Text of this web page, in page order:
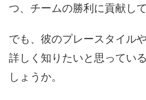
つ、チームの勝利に貢献し
でも、彼のプレースタイル
詳しく知りたいと思ってい
しょうか。